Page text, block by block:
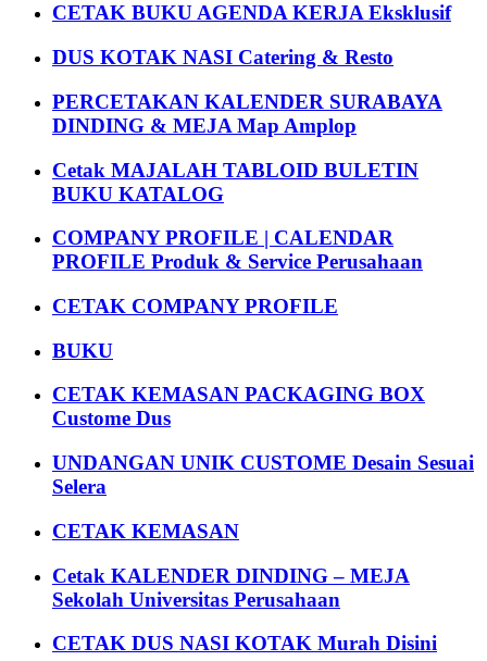
CETAK BUKU AGENDA KERJA Eksklusif
DUS KOTAK NASI Catering & Resto
PERCETAKAN KALENDER SURABAYA
DINDING & MEJA Map Amplop
Cetak MAJALAH TABLOID BULETIN
BUKU KATALOG
COMPANY PROFILE | CALENDAR
PROFILE Produk & Service Perusahaan
CETAK COMPANY PROFILE
BUKU
CETAK KEMASAN PACKAGING BOX
Custome Dus
UNDANGAN UNIK CUSTOME Desain Sesuai
Selera
CETAK KEMASAN
Cetak KALENDER DINDING – MEJA
Sekolah Universitas Perusahaan
CETAK DUS NASI KOTAK Murah Disini